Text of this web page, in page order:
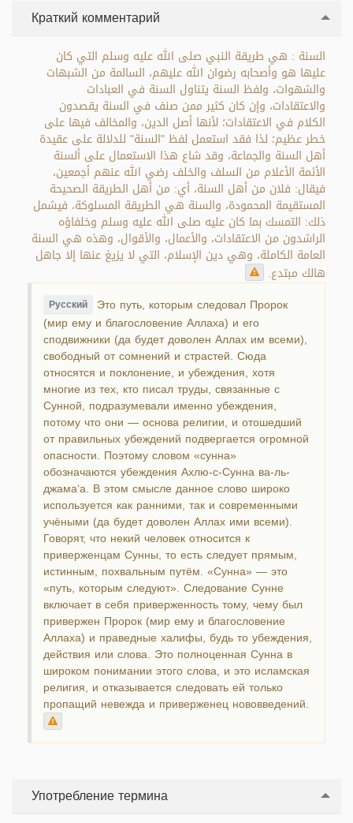
Краткий комментарий
السنة : هي طريقة النبي صلى الله عليه وسلم التي كان
عليها هو وأصحابه رضوان الله عليهم، السالمة من الشبهات
والشهوات، ولفظ السنة يتناول السنة في العبادات
والاعتقادات، وإن كان كثير ممن صنف في السنة يقصدون
الكلام في الاعتقادات؛ لأنها أصل الدين، والمخالف فيها على
خطر عظيم؛ لذا فقد استعمل لفظ "السنة" للدلالة على عقيدة
أهل السنة والجماعة، وقد شاع هذا الاستعمال على ألسنة
الأئمة الأعلام من السلف والخلف رضي الله عنهم أجمعين،
فيقال: فلان من أهل السنة، أي: من أهل الطريقة الصحيحة
المستقيمة المحمودة، والسنة هي الطريقة المسلوكة، فيشمل
ذلك: التمسك بما كان عليه صلى الله عليه وسلم وخلفاؤه
الراشدون من الاعتقادات، والأعمال، والأقوال، وهذه هي السنة
العامة الكاملة، وهي دين الإسلام، التي لا يزيغ عنها إلا جاهل
هالك مبتدع.
Русский Это путь, которым следовал Пророк
(мир ему и благословение Аллаха) и его
сподвижники (да будет доволен Аллах им всеми),
свободный от сомнений и страстей. Сюда
относятся и поклонение, и убеждения, хотя
многие из тех, кто писал труды, связанные с
Сунной, подразумевали именно убеждения,
потому что они — основа религии, и отошедший
от правильных убеждений подвергается огромной
опасности. Поэтому словом «сунна»
обозначаются убеждения Ахлю-с-Сунна ва-ль-
джама‘а. В этом смысле данное слово широко
используется как ранними, так и современными
учёными (да будет доволен Аллах ими всеми).
Говорят, что некий человек относится к
приверженцам Сунны, то есть следует прямым,
истинным, похвальным путём. «Сунна» — это
«путь, которым следуют». Следование Сунне
включает в себя приверженность тому, чему был
привержен Пророк (мир ему и благословение
Аллаха) и праведные халифы, будь то убеждения,
действия или слова. Это полноценная Сунна в
широком понимании этого слова, и это исламская
религия, и отказывается следовать ей только
пропащий невежда и приверженец нововведений.
Употребление термина